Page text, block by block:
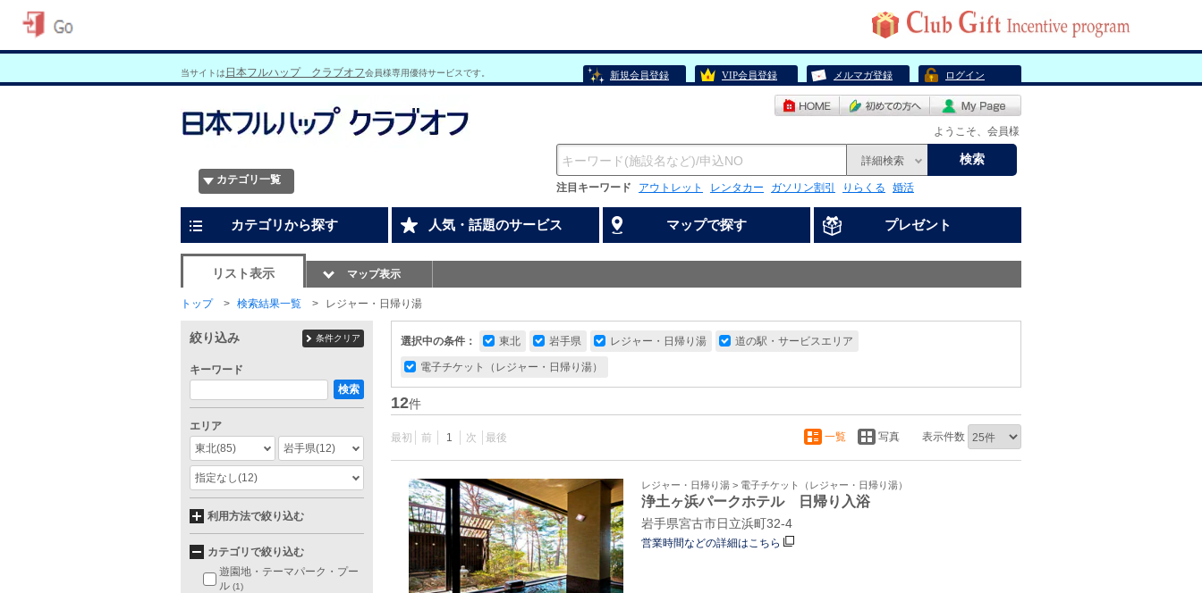
当サイトは 日本フルハップ クラブオフ会員様専用優待サービスです。 新規会員登録 VIP会員登録 メルマガ登録 ログイン
ようこそ、会員様
カテゴリ一覧
詳細検索 検索
注目キーワード アウトレット レンタカー ガソリン割引 りらくる 婚活
カテゴリから探す 人気・話題のサービス マップで探す プレゼント
リスト表示 マップ表示
トップ 検索結果一覧 レジャー・日帰り湯
選択中の条件： 東北 岩手県 レジャー・日帰り湯 道の駅・サービスエリア
電子チケット（レジャー・日帰り湯）
12件
最初 前 1 次 最後 一覧 写真 表示件数
レジャー・日帰り湯 > 電子チケット（レジャー・日帰り湯）
浄土ヶ浜パークホテル 日帰り入浴
岩手県宮古市日立浜町32-4
営業時間などの詳細はこちら
絞り込み 条件クリア
キーワード
検索
エリア
東北(85) 岩手県(12)
指定なし(12)
利用方法で絞り込む
カテゴリで絞り込む
遊園地・テーマパーク・プー
ル (1)